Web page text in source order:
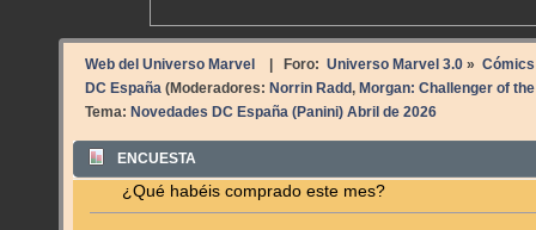
Web del Universo Marvel | Foro: Universo Marvel 3.0» Cómics
DC España (Moderadores: Norrin Radd, Morgan: Challenger of
Tema: Novedades DC España (Panini) Abril de 2026
ENCUESTA
¿Qué habéis comprado este mes?